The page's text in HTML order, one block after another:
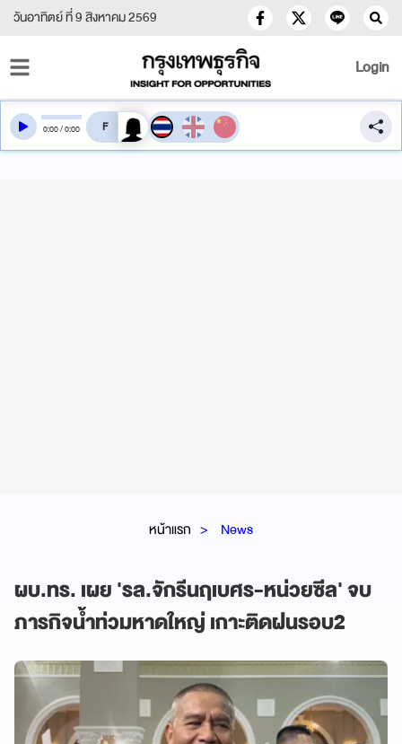
วันอาทิตย์ ที่ 9 สิงหาคม 2569
Login
หน้าแรก News
ผบ.ทร. เผย 'รล.จักรีนฤเบศร-หน่วยซีล' จบ
ภารกิจน้ำท่วมหาดใหญ่ เกาะติดฝนรอบ2
0:00/0:00 สลับเสียงอ่าน